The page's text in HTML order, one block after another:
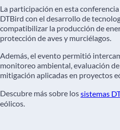
La participación en esta
DTBird con el desarrollo de
compatibilizar la producción de
protección de aves y murciélagos.
Además, el evento permitió
monitoreo ambiental, evaluación
mitigación aplicadas en proyectos
Descubre más sobre lossistemas
eólicos.